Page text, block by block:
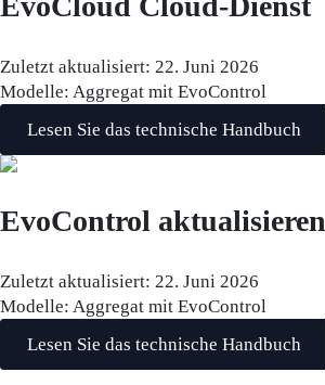
Zuletzt aktualisiert: 22. Juni 2026
Modelle: Aggregat mit EvoControl
Lesen Sie das technische Handbuch
EvoControl aktualisieren
Zuletzt aktualisiert: 22. Juni 2026
Modelle: Aggregat mit EvoControl
Lesen Sie das technische Handbuch